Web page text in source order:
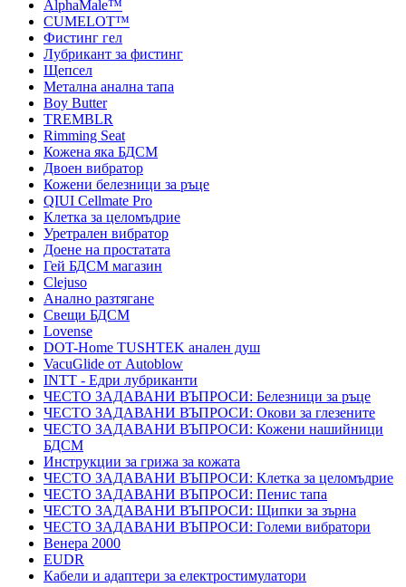
AlphaMale™
CUMELOT™
Фистинг гел
Лубрикант за фистинг
Щепсел
Метална анална тапа
Boy Butter
TREMBLR
Rimming Seat
Кожена яка БДСМ
Двоен вибратор
Кожени белезници за ръце
QIUI Cellmate Pro
Клетка за целомъдрие
Уретрален вибратор
Доене на простатата
Гей БДСМ магазин
Clejuso
Анално разтягане
Свещи БДСМ
Lovense
DOT-Home TUSHTEK анален душ
VacuGlide от Autoblow
INTT - Едри лубриканти
ЧЕСТО ЗАДАВАНИ ВЪПРОСИ: Белезници за ръце
ЧЕСТО ЗАДАВАНИ ВЪПРОСИ: Окови за глезените
ЧЕСТО ЗАДАВАНИ ВЪПРОСИ: Кожени нашийници
БДСМ
Инструкции за грижа за кожата
ЧЕСТО ЗАДАВАНИ ВЪПРОСИ: Клетка за целомъдрие
ЧЕСТО ЗАДАВАНИ ВЪПРОСИ: Пенис тапа
ЧЕСТО ЗАДАВАНИ ВЪПРОСИ: Щипки за зърна
ЧЕСТО ЗАДАВАНИ ВЪПРОСИ: Големи вибратори
Венера 2000
EUDR
Кабели и адаптери за електростимулатори